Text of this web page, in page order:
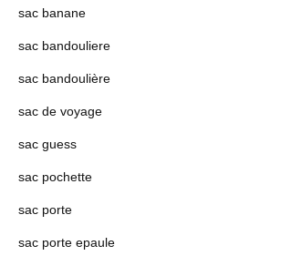
sac banane
sac bandouliere
sac bandoulière
sac de voyage
sac guess
sac pochette
sac porte
sac porte epaule